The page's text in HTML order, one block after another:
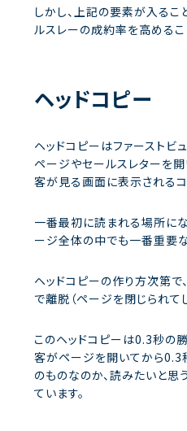
しかし、上記の要素が入るこ
ルスレーの成約率を高めるこ
ヘッドコピー
ヘッドコピーはファーストビ
ページやセールスレターを
客が見る画面に表示されるコ
一番最初に読まれる場所に
ージ全体の中でも一番重要
ヘッドコピーの作り方次第で
で離脱（ページを閉じられて
このヘッドコピーは0.3秒の
客がページを開いてから
のものなのか、読みたいと
ています。